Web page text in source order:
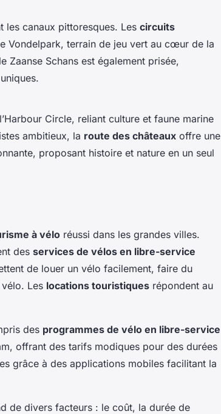
les canaux pittoresques. Les circuits
Vondelpark, terrain de jeu vert au cœur de la
Zaanse Schans est également prisée,
Circle, reliant culture et faune marine
ambitieux, la route des châteaux offre une
proposant histoire et nature en un seul
à vélo réussi dans les grandes villes.
des services de vélos en libre-service
de louer un vélo facilement, faire du
Les locations touristiques répondent au
des programmes de vélo en libre-service
offrant des tarifs modiques pour des durées
grâce à des applications mobiles facilitant la
de divers facteurs : le coût, la durée de